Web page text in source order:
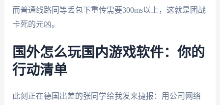
而普通线路同等丢包下重传需要300ms以上，这就是团战
卡死的元凶。
国外怎么玩国内游戏软件：你的
行动清单
此刻正在德国出差的张同学给我发来捷报：用公司网络